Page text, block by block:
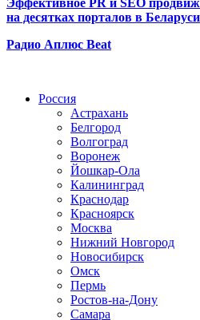
Эффективное PR и SEO
на десятках порталов в Беларуси
Радио Аплюс Beat
Россия
Астрахань
Белгород
Волгоград
Воронеж
Йошкар-Ола
Калининград
Краснодар
Красноярск
Москва
Нижний Новгород
Новосибирск
Омск
Пермь
Ростов-на-Дону
Самара